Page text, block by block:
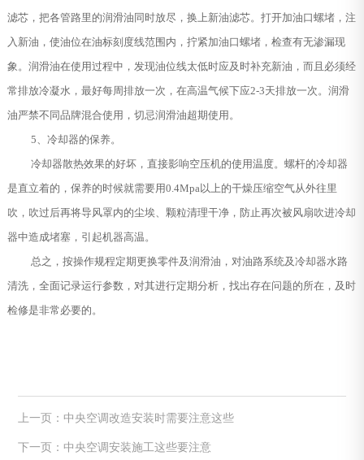
滤芯，把各管路里的润滑油同时放尽，换上新油滤芯。打开加油口螺堵，注
入新油，使油位在油标刻度线范围内，拧紧加油口螺堵，检查有无渗漏现
象。润滑油在使用过程中，发现油位线太低时应及时补充新油，而且必须经
常排放冷凝水，最好每周排放一次，在高温气候下应2-3天排放一次。润滑
油严禁不同品牌混合使用，切忌润滑油超期使用。
5、冷却器的保养。
冷却器散热效果的好坏，直接影响空压机的使用温度。螺杆的冷却器
是直立着的，保养的时候就需要用0.4Mpa以上的干燥压缩空气从外往里
吹，吹过后再将导风罩内的尘埃、颗粒清理干净，防止再次被风扇吹进冷却
器中造成堵塞，引起机器高温。
总之，按操作规程定期更换零件及润滑油，对油路系统及冷却器水路
清洗，全面记录运行参数，对其进行定期分析，找出存在问题的所在，及时
检修是非常必要的。
上一页：中央空调改造安装时需要注意这些
下一页：中央空调安装施工这些要注意